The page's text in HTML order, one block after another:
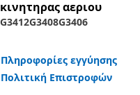
κινητηρας αεριου
G3412G3408G3406
Πληροφορίες εγγύησης
Πολιτική Επιστροφών